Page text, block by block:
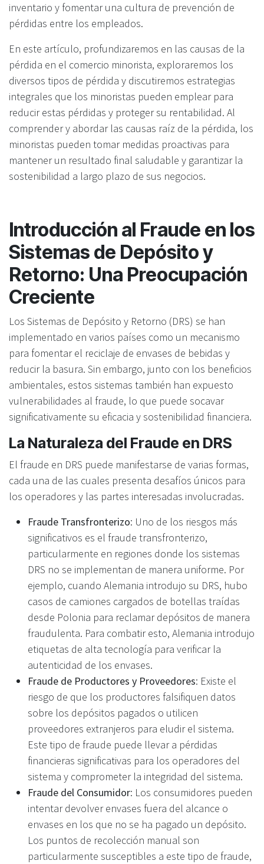
inventario y fomentar una cultura de prevención de
pérdidas entre los empleados.
En este artículo, profundizaremos en las causas de la
pérdida en el comercio minorista, exploraremos los
diversos tipos de pérdida y discutiremos estrategias
integrales que los minoristas pueden emplear para
reducir estas pérdidas y proteger su rentabilidad. Al
comprender y abordar las causas raíz de la pérdida, los
minoristas pueden tomar medidas proactivas para
mantener un resultado final saludable y garantizar la
sostenibilidad a largo plazo de sus negocios.
Introducción al Fraude en los
Sistemas de Depósito y
Retorno: Una Preocupación
Creciente
Los Sistemas de Depósito y Retorno (DRS) se han
implementado en varios países como un mecanismo
para fomentar el reciclaje de envases de bebidas y
reducir la basura. Sin embargo, junto con los beneficios
ambientales, estos sistemas también han expuesto
vulnerabilidades al fraude, lo que puede socavar
significativamente su eficacia y sostenibilidad financiera.
La Naturaleza del Fraude en DRS
El fraude en DRS puede manifestarse de varias formas,
cada una de las cuales presenta desafíos únicos para
los operadores y las partes interesadas involucradas.
Fraude Transfronterizo: Uno de los riesgos más
significativos es el fraude transfronterizo,
particularmente en regiones donde los sistemas
DRS no se implementan de manera uniforme. Por
ejemplo, cuando Alemania introdujo su DRS, hubo
casos de camiones cargados de botellas traídas
desde Polonia para reclamar depósitos de manera
fraudulenta. Para combatir esto, Alemania introdujo
etiquetas de alta tecnología para verificar la
autenticidad de los envases.
Fraude de Productores y Proveedores: Existe el
riesgo de que los productores falsifiquen datos
sobre los depósitos pagados o utilicen
proveedores extranjeros para eludir el sistema.
Este tipo de fraude puede llevar a pérdidas
financieras significativas para los operadores del
sistema y comprometer la integridad del sistema.
Fraude del Consumidor: Los consumidores pueden
intentar devolver envases fuera del alcance o
envases en los que no se ha pagado un depósito.
Los puntos de recolección manual son
particularmente susceptibles a este tipo de fraude,